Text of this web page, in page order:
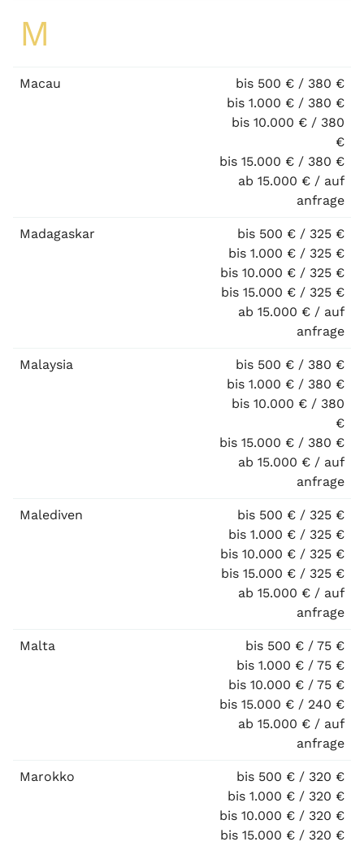
M
Macau
bis 500 € / 380 €
bis 1.000 € / 380 €
bis 10.000 € / 380
€
bis 15.000 € / 380 €
ab 15.000 € / auf
anfrage
Madagaskar
bis 500 € / 325 €
bis 1.000 € / 325 €
bis 10.000 € / 325 €
bis 15.000 € / 325 €
ab 15.000 € / auf
anfrage
Malaysia
bis 500 € / 380 €
bis 1.000 € / 380 €
bis 10.000 € / 380
€
bis 15.000 € / 380 €
ab 15.000 € / auf
anfrage
Malediven
bis 500 € / 325 €
bis 1.000 € / 325 €
bis 10.000 € / 325 €
bis 15.000 € / 325 €
ab 15.000 € / auf
anfrage
Malta
bis 500 € / 75 €
bis 1.000 € / 75 €
bis 10.000 € / 75 €
bis 15.000 € / 240 €
ab 15.000 € / auf
anfrage
Marokko
bis 500 € / 320 €
bis 1.000 € / 320 €
bis 10.000 € / 320 €
bis 15.000 € / 320 €